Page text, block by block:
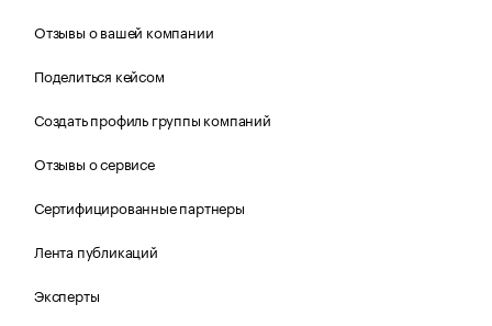
Отзывы о вашей компании
Поделиться кейсом
Создать профиль группы компаний
Отзывы о сервисе
Сертифицированные партнеры
Лента публикаций
Эксперты